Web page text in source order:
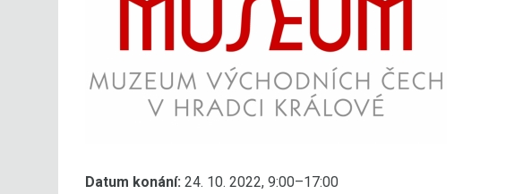
Datum konání: 24. 10. 2022, 9:00–17:00